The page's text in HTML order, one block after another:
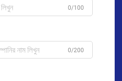
0/100
0/200